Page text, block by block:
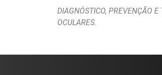
DIAGNÓSTICO, PREVENÇÃO E
OCULARES.